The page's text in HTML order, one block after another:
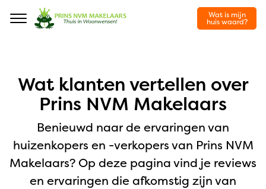
Navigation
Wat is mijn
huis waard?
Wat klanten vertellen over
Prins NVM Makelaars
Benieuwd naar de ervaringen van
huizenkopers en -verkopers van Prins NVM
Makelaars? Op deze pagina vind je reviews
en ervaringen die afkomstig zijn van